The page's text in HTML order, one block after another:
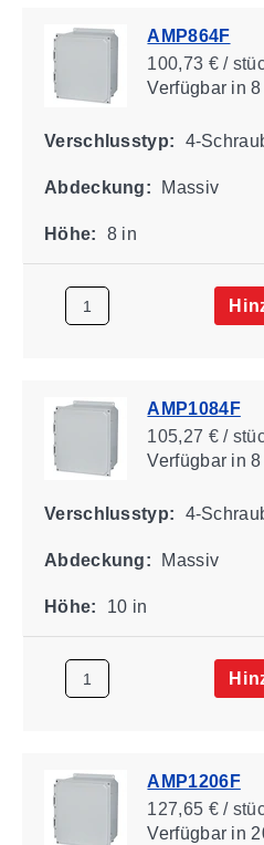
AMP864F
100,73 € /
Verfügbarin 8
Verschlusstyp: 4-
Abdeckung: Massiv
Höhe: 8 in
AMP1084F
105,27 € /
Verfügbarin 8
Verschlusstyp: 4-
Abdeckung: Massiv
Höhe: 10 in
AMP1206F
127,65 € /
Verfügbarin